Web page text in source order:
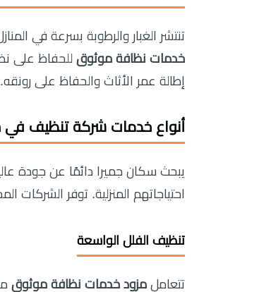
تنتشر الغبار والرطوبة بسرعة في
خدمات نظافة موثوق للحفاظ على
إطالة عمر الأثاث والحفاظ على رونقه.
أنواع خدمات شركة تنظيف في
يبحث سكان جميرا دائمًا عن جودة
احتياجاتهم المنزلية. توفر
تنظيف الفلل الواسعة
تتعامل مزود خدمات نظافة موثوق